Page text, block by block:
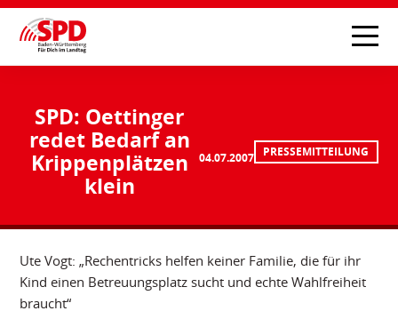
SPD: Oettinger
redet Bedarf an
Krippenplätzen
klein
04.07.2007 PRESSEMITTEILUNG
Ute Vogt: „Rechentricks helfen keiner Familie, die für ihr
Kind einen Betreuungsplatz sucht und echte Wahlfreiheit
braucht“